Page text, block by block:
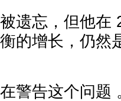
忘，但他在
的增长，仍然
告这个问题